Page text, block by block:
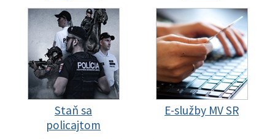
Staň sa
policajtom
E-služby MV SR